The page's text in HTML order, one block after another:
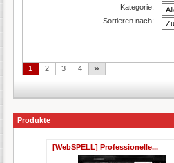
Kategorie:
Sortieren nach:
1 2 3 4 »
Produkte
[WebSPELL] Professionelle...